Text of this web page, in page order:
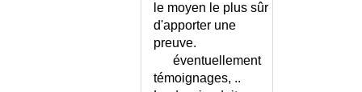
INVALIDITE EN ASSURANCE
IRRIGATION VESICALE
le moyen le plus sûr
d'apporter une
preuve.
éventuellement
témoignages, ..